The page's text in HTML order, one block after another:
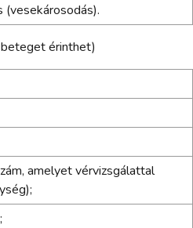
érinthet)
amelyet vérvizsgálattal